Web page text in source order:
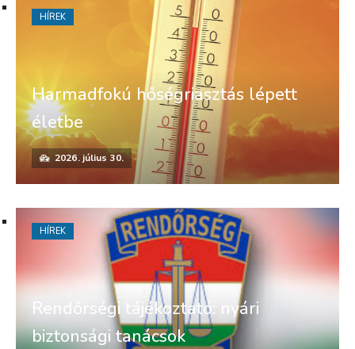
Harmadfokú hőségriasztás lépett
életbe
2026. július 30.
HÍREK
Rendőrségi tájékoztató: nyári
biztonsági tanácsok
HÍREK